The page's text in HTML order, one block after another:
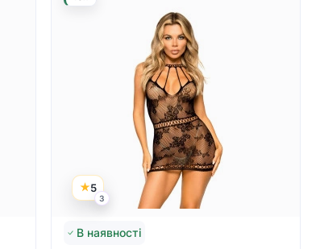
5
3
В наявності